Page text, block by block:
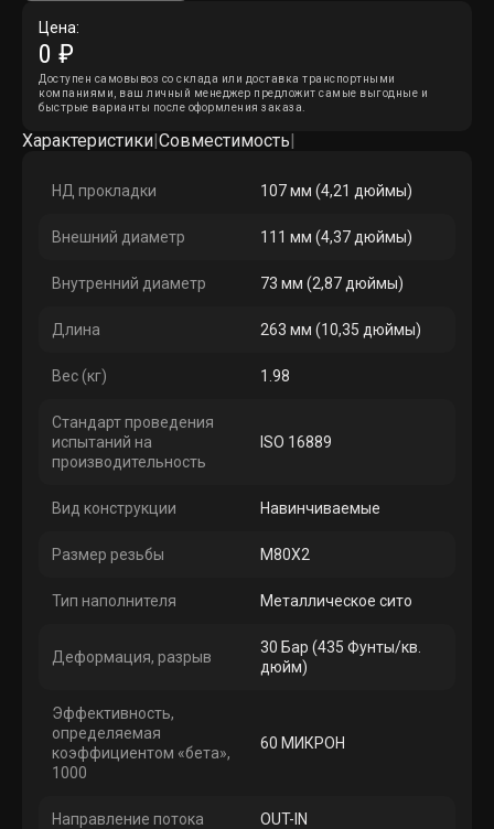
Цена:
0 ₽
Доступен самовывоз со склада или доставка транспортными
компаниями, ваш личный менеджер предложит самые выгодные и
быстрые варианты после оформления заказа.
Характеристики|Совместимость|
НД прокладки 107 мм (4,21 дюймы)
Внешний диаметр 111 мм (4,37 дюймы)
Внутренний диаметр 73 мм (2,87 дюймы)
Длина 263 мм (10,35 дюймы)
Вес (кг) 1.98
Стандарт проведения
испытаний на
производительность
ISO 16889
Вид конструкции Навинчиваемые
Размер резьбы M80X2
Тип наполнителя Металлическое сито
Деформация, разрыв
30 Бар (435 Фунты/кв.
дюйм)
Эффективность,
определяемая
коэффициентом «бета»,
1000
60 МИКРОН
Направление потока OUT-IN